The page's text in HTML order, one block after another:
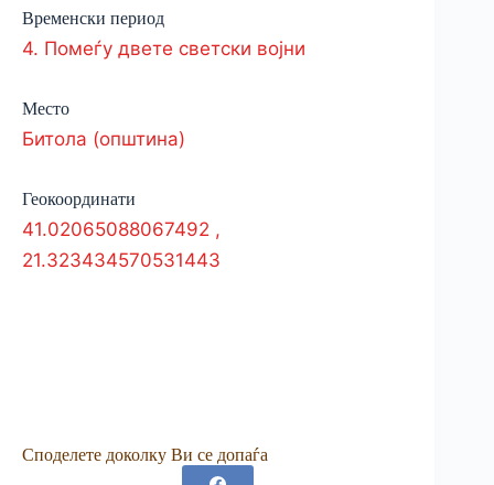
Временски период
4. Помеѓу двете светски војни
Место
Битола (општина)
Геокоординати
41.02065088067492 ,
21.323434570531443
Споделете доколку Ви се допаѓа